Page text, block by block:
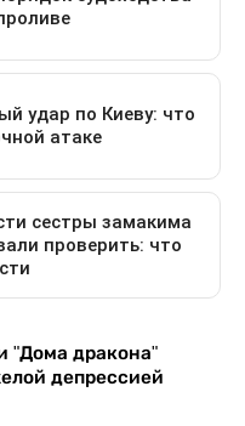
"Дома дракона"
депрессией